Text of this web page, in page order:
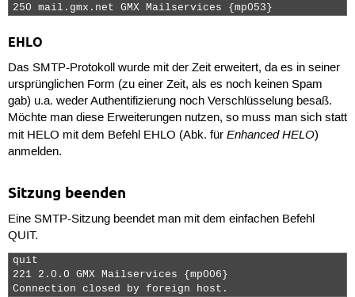
250 mail.gmx.net GMX Mailservices {mp053}
EHLO
Das SMTP-Protokoll wurde mit der Zeit erweitert, da es in seiner
ursprünglichen Form (zu einer Zeit, als es noch keinen Spam
gab) u.a. weder Authentifizierung noch Verschlüsselung besaß.
Möchte man diese Erweiterungen nutzen, so muss man sich statt
mit HELO mit dem Befehl EHLO (Abk. für Enhanced HELO)
anmelden.
Sitzung beenden
Eine SMTP-Sitzung beendet man mit dem einfachen Befehl
QUIT.
quit
221 2.0.0 GMX Mailservices {mp006}
Connection closed by foreign host.